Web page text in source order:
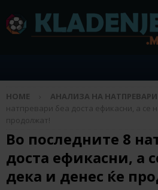
HOME АНАЛИЗА НА НАТПРЕВАРИ
натпревари беа доста ефикасни, а се
продолжат!
Во последните 8
доста ефикасни, а
дека и денес ќе